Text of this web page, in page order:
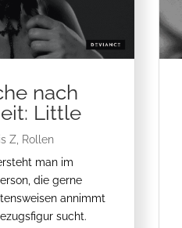
nach
Little
Z, Rollen
man im
die gerne
annimmt
sucht.